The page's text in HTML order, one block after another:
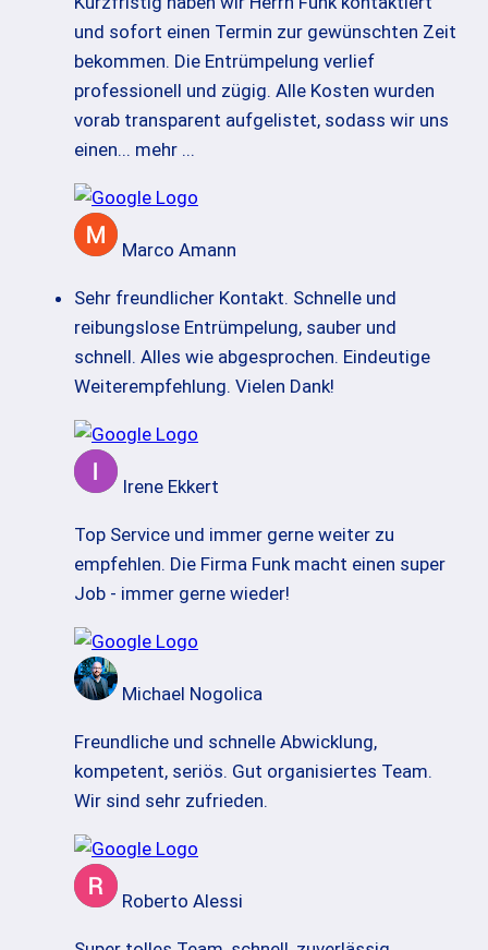
und sofort einen Termin zur gewünschten Zeit
bekommen. Die Entrümpelung verlief
professionell und zügig. Alle Kosten wurden
vorab transparent aufgelistet, sodass wir uns
einen... mehr ...
Marco Amann
Sehr freundlicher Kontakt. Schnelle und
reibungslose Entrümpelung, sauber und
schnell. Alles wie abgesprochen. Eindeutige
Weiterempfehlung. Vielen Dank!
Irene Ekkert
Top Service und immer gerne weiter zu
empfehlen. Die Firma Funk macht einen super
Job - immer gerne wieder!
Michael Nogolica
Freundliche und schnelle Abwicklung,
kompetent, seriös. Gut organisiertes Team.
Wir sind sehr zufrieden.
Roberto Alessi